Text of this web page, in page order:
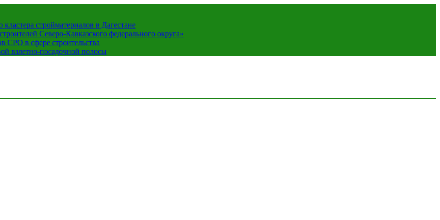
стройматериалов в Дагестане
Северо-Кавказского федерального округа»
СРО в сфере строительства
взлетно-посадочной полосы